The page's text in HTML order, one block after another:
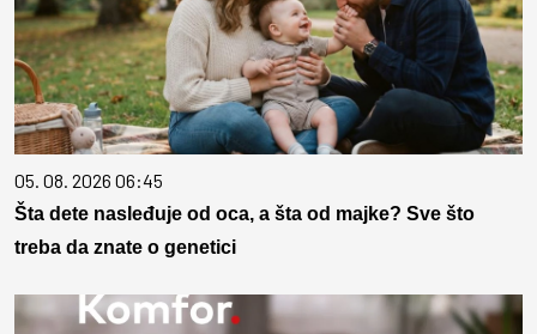
05. 08. 2026 06:45
Šta dete nasleđuje od oca, a šta od majke? Sve što
treba da znate o genetici